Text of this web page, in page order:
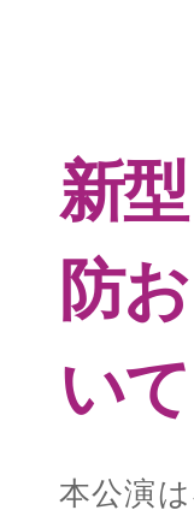
新
防
いて
本公演